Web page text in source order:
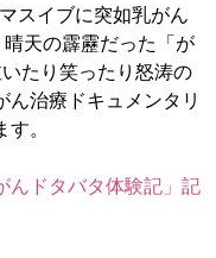
スイブに突如乳がん
天の霹靂だった「が
たり笑ったり怒涛の
ん治療ドキュメンタリ
。
んドタバタ体験記」記